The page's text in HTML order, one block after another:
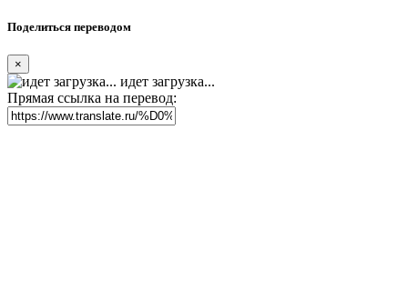
Поделиться переводом
×
идет загрузка...
Прямая ссылка на перевод: